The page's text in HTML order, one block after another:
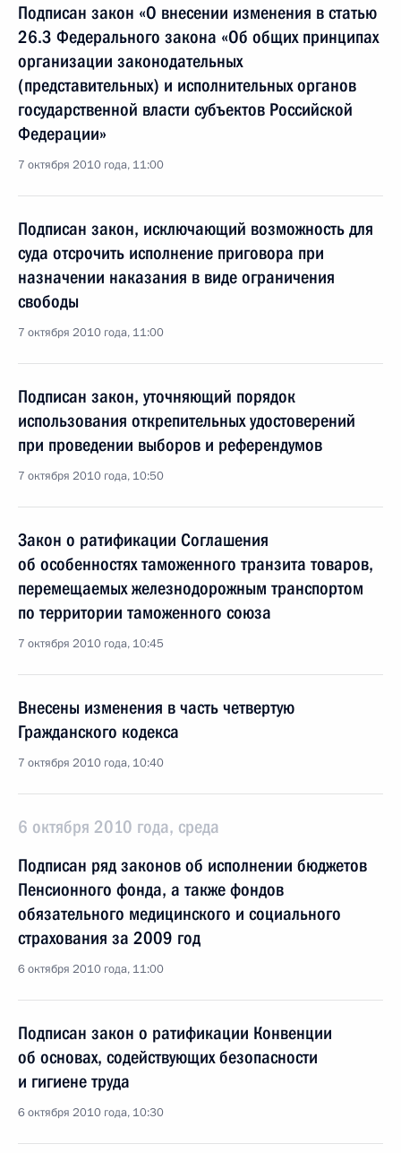
Подписан закон «О внесении изменения в статью
26.3 Федерального закона «Об общих принципах
организации законодательных
(представительных) и исполнительных органов
государственной власти субъектов Российской
Федерации»
7 октября 2010 года, 11:00
Подписан закон, исключающий возможность для
суда отсрочить исполнение приговора при
назначении наказания в виде ограничения
свободы
7 октября 2010 года, 11:00
Подписан закон, уточняющий порядок
использования открепительных удостоверений
при проведении выборов и референдумов
7 октября 2010 года, 10:50
Закон о ратификации Соглашения
об особенностях таможенного транзита товаров,
перемещаемых железнодорожным транспортом
по территории таможенного союза
7 октября 2010 года, 10:45
Внесены изменения в часть четвертую
Гражданского кодекса
7 октября 2010 года, 10:40
6 октября 2010 года, среда
Подписан ряд законов об исполнении бюджетов
Пенсионного фонда, а также фондов
обязательного медицинского и социального
страхования за 2009 год
6 октября 2010 года, 11:00
Подписан закон о ратификации Конвенции
об основах, содействующих безопасности
и гигиене труда
6 октября 2010 года, 10:30